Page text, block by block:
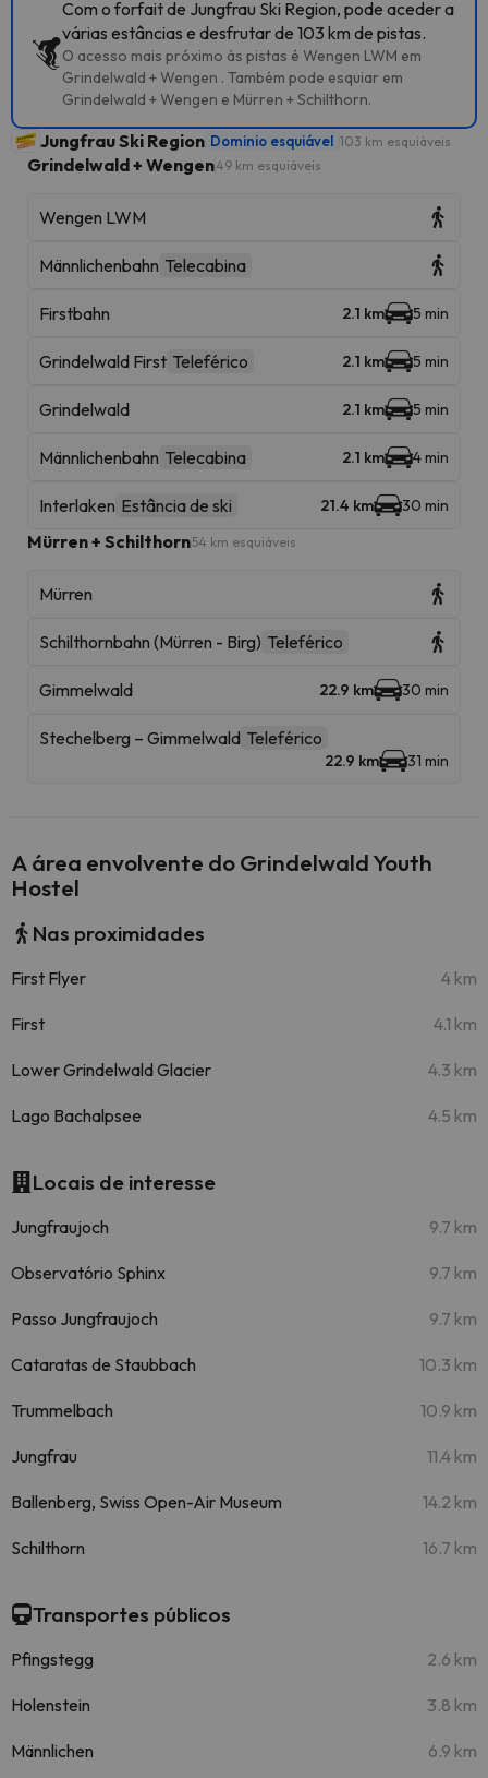
Com o forfait de Jungfrau Ski Region, pode aceder a
várias estâncias e desfrutar de 103 km de pistas.
O acesso mais próximo às pistas é Wengen LWM em
Grindelwald + Wengen . Também pode esquiar em
Grindelwald + Wengen e Mürren + Schilthorn.
Jungfrau Ski Region Dominio esquiável 103 km esquiáveis
Grindelwald + Wengen49 km esquiáveis
Wengen LWM
Männlichenbahn Telecabina
Firstbahn 2.1 km 5 min
Grindelwald First Teleférico 2.1 km 5 min
Grindelwald 2.1 km 5 min
Männlichenbahn Telecabina 2.1 km 4 min
Interlaken Estância de ski 21.4 km 30 min
Mürren + Schilthorn54 km esquiáveis
Mürren
Schilthornbahn (Mürren - Birg) Teleférico
Gimmelwald 22.9 km 30 min
Stechelberg – Gimmelwald Teleférico
22.9 km 31 min
A área envolvente do Grindelwald Youth
Hostel
Nas proximidades
First Flyer 4 km
First 4.1 km
Lower Grindelwald Glacier 4.3 km
Lago Bachalpsee 4.5 km
Locais de interesse
Jungfraujoch 9.7 km
Observatório Sphinx 9.7 km
Passo Jungfraujoch 9.7 km
Cataratas de Staubbach 10.3 km
Trummelbach 10.9 km
Jungfrau 11.4 km
Ballenberg, Swiss Open-Air Museum 14.2 km
Schilthorn 16.7 km
Transportes públicos
Pfingstegg 2.6 km
Holenstein 3.8 km
Männlichen 6.9 km